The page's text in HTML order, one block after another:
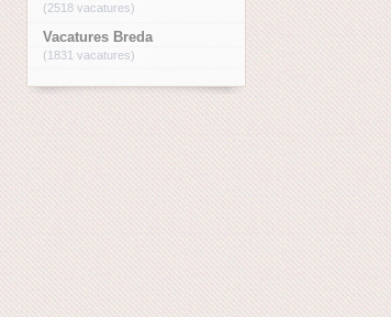
(2518 vacatures)
Vacatures Breda
(1831 vacatures)